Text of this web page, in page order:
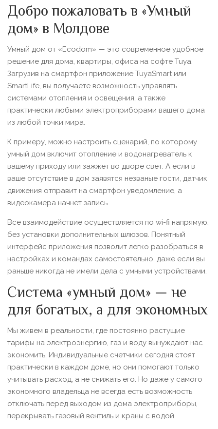
Добро пожаловать в «Умный
дом» в Молдове
Умный дом от «Ecodom» — это современное удобное
решение для дома, квартиры, офиса на софте Tuya.
Загрузив на смартфон приложение TuyaSmart или
SmartLife, вы получаете возможность управлять
системами отопления и освещения, а также
практически любыми электроприборами вашего дома
из любой точки мира.
К примеру, можно настроить сценарий, по которому
умный дом включит отопление и водонагреватель к
вашему приходу или зажжет во дворе свет. А если в
ваше отсутствие в дом заявятся незваные гости, датчик
движения отправит на смартфон уведомление, а
видеокамера начнет запись.
Все взаимодействие осуществляется по wi-fi напрямую,
без установки дополнительных шлюзов. Понятный
интерфейс приложения позволит легко разобраться в
настройках и командах самостоятельно, даже если вы
раньше никогда не имели дела с умными устройствами.
Система «умный дом» — не
для богатых, а для экономных
Мы живем в реальности, где постоянно растущие
тарифы на электроэнергию, газ и воду вынуждают нас
экономить. Индивидуальные счетчики сегодня стоят
практически в каждом доме, но они помогают только
учитывать расход, а не снижать его. Но даже у самого
экономного владельца не всегда есть возможность
отключать перед выходом из дома электроприборы,
перекрывать газовый вентиль и краны с водой.